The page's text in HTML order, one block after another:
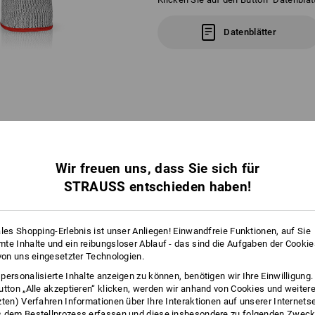
Datenblätter
FARBLEITSYSTEM
JEDE GRÖSSE EINE
Viele helfende Hände am Werk? Bestens!
am Bund unserer Handschuhe findet jeder Mitarbeiter schnell seine
zum schnellen und übersichtlichen Einlagern unterschiedlicher
Wir freuen uns, dass Sie sich für
STRAUSS entschieden haben!
Shopping-Erlebnis ist unser Anliegen! Einwandfreie Funktionen, auf Sie
Inhalte und ein reibungsloser Ablauf - das sind die Aufgaben der
uns eingesetzter Technologien.
Inhalte anzeigen zu können, benötigen wir Ihre Einwilligung.
„Alle akzeptieren“ klicken, werden wir anhand von Cookies und
Verfahren Informationen über Ihre Interaktionen auf unserer